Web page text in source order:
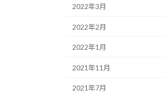
2022年3月
2022年2月
2022年1月
2021年11月
2021年7月